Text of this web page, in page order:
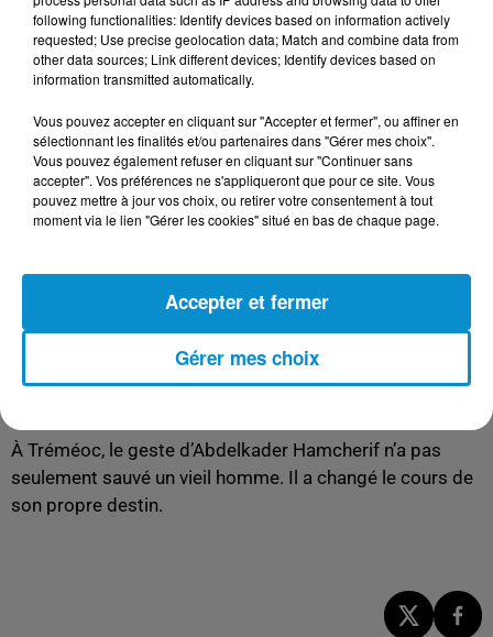
pour sauver une vie.
La victime, âgée de 93 ans, a été transportée par les
secours. Selon ses proches, elle aurait confié que sans
aujourd’hui».
De son côté, Abdelkader Hamcherif refuse de se voir en
héros. «Je suis content que ce monsieur soit encore en
vie. C’est ça qui compte», dit-il avec humilité.
Au-delà de l’agression stoppée de justesse, cette
histoire illustre le paradoxe de certains parcours
d’immigrés : des hommes et des femmes insérés,
travaillant et contribuant à la société, mais qui vivent
À Tréméoc, le geste d’Abdelkader Hamcherif n’a pas
seulement sauvé un vieil homme. Il a changé le cours de
son propre destin.
following functionalities: Identify devices based on information actively
requested; Use precise geolocation data; Match and combine data from
other data sources; Link different devices; Identify devices based on
information transmitted automatically.
Vous pouvez accepter en cliquant sur "Accepter et fermer", ou affiner en
sélectionnant les finalités et/ou partenaires dans "Gérer mes choix".
Vous pouvez également refuser en cliquant sur "Continuer sans
accepter". Vos préférences ne s'appliqueront que pour ce site. Vous
pouvez mettre à jour vos choix, ou retirer votre consentement à tout
moment via le lien "Gérer les cookies" situé en bas de chaque page.
Gérer mes choix
Accepter et fermer